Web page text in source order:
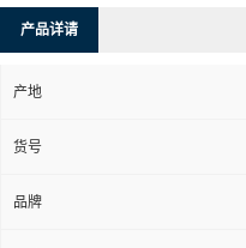
产品详请
产地
货号
品牌